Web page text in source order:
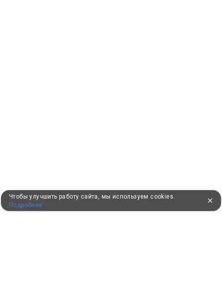
Чтобы улучшить работу сайта, мы используем cookies.
Подробнее